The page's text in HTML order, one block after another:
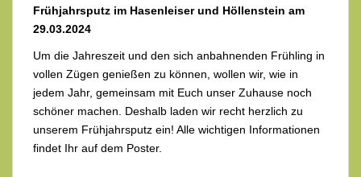
Frühjahrsputz im Hasenleiser und Höllenstein am
29.03.2024
Um die Jahreszeit und den sich anbahnenden Frühling in
vollen Zügen genießen zu können, wollen wir, wie in
jedem Jahr, gemeinsam mit Euch unser Zuhause noch
schöner machen. Deshalb laden wir recht herzlich zu
unserem Frühjahrsputz ein! Alle wichtigen Informationen
findet Ihr auf dem Poster.